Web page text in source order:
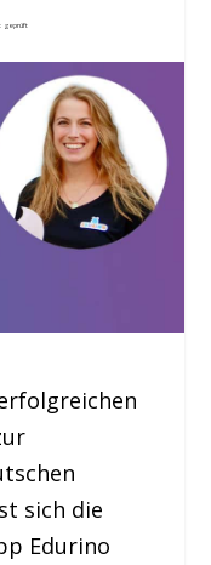
sich die
Edurino